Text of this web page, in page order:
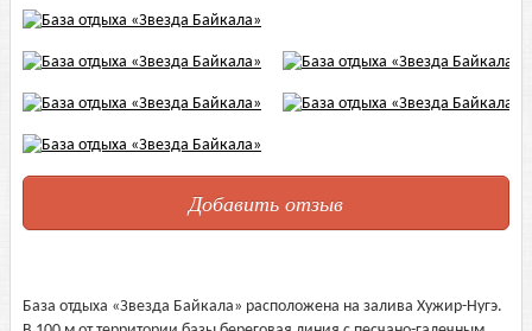
Добавить отзыв
База отдыха «Звезда Байкала» расположена на залива Хужир-Нугэ.